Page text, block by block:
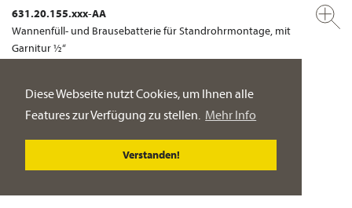
Diese Webseite nutzt Cookies, um Ihnen alle
Features zur Verfügung zu stellen. Mehr Info
Verstanden!
631.20.155.xxx-AA
Wannenfüll- und Brausebatterie für Standrohrmontage, mit
Garnitur ½“
PRODUKT-DETAILSEITE